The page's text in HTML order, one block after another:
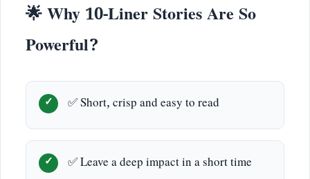
🌟 Why 10-Liner Stories Are So
Powerful?
✅ Short, crisp and easy to read
✅ Leave a deep impact in a short time